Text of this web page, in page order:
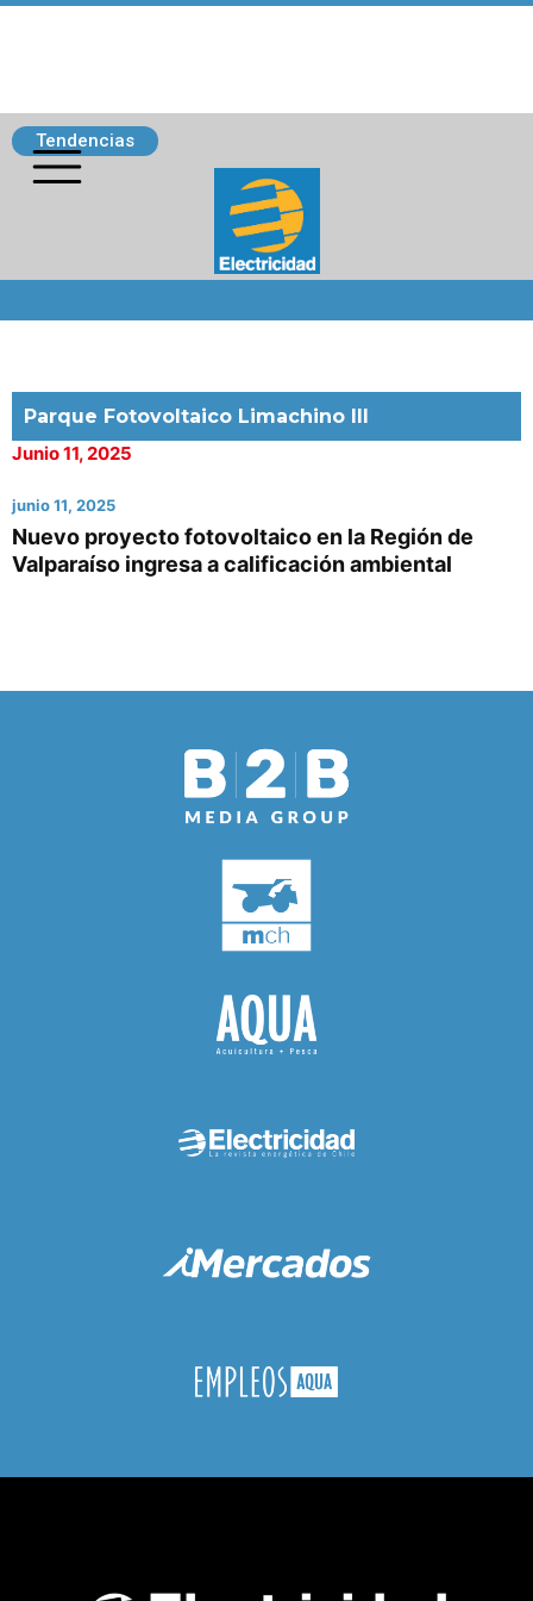
Tendencias
Parque Fotovoltaico Limachino III
Junio 11, 2025
junio 11, 2025
Nuevo proyecto fotovoltaico en la Región de
Valparaíso ingresa a calificación ambiental